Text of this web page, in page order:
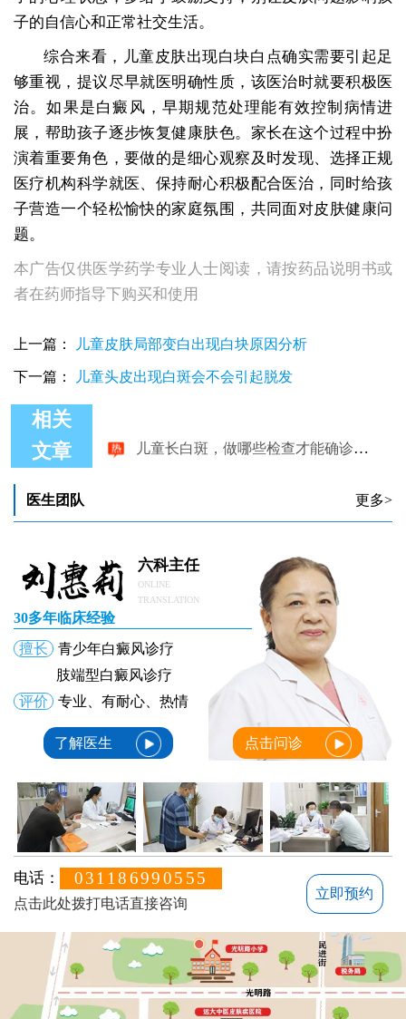
子的自信心和正常社交生活。
综合来看，儿童皮肤出现白块白点确实需要引起足
够重视，提议尽早就医明确性质，该医治时就要积极医
治。如果是白癜风，早期规范处理能有效控制病情进
展，帮助孩子逐步恢复健康肤色。家长在这个过程中扮
演着重要角色，要做的是细心观察及时发现、选择正规
医疗机构科学就医、保持耐心积极配合医治，同时给孩
子营造一个轻松愉快的家庭氛围，共同面对皮肤健康问
题。
本广告仅供医学药学专业人士阅读，请按药品说明书或
者在药师指导下购买和使用
上一篇： 儿童皮肤局部变白出现白块原因分析
下一篇： 儿童头皮出现白斑会不会引起脱发
相关
文章
儿童长白块白点要不要治疗
医生团队 更多>
六科主任
ONLINE
TRANSLATION
30多年临床经验
擅长
青少年白癜风诊疗
肢端型白癜风诊疗
评价
专业、有耐心、热情
了解医生 点击问诊
电话： 031186990555
点击此处拨打电话直接咨询
立即预约